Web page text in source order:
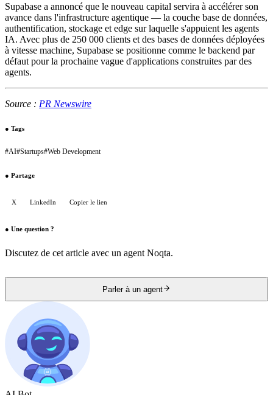
Supabase a annoncé que le nouveau capital servira à accélérer son
avance dans l'infrastructure agentique — la couche base de données,
authentification, stockage et edge sur laquelle s'appuient les agents
IA. Avec plus de 250 000 clients et des bases de données déployées
à vitesse machine, Supabase se positionne comme le backend par
défaut pour la prochaine vague d'applications construites par des
agents.
Source : PR Newswire
● Tags
#AI#Startups#Web Development
● Partage
X LinkedIn Copier le lien
● Une question ?
Discutez de cet article avec un agent Noqta.
Parler à un agent